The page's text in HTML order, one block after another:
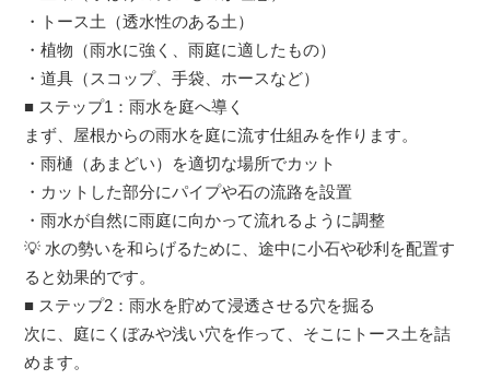
・トース土（透水性のある土）
・植物（雨水に強く、雨庭に適したもの）
・道具（スコップ、手袋、ホースなど）
■ ステップ1：雨水を庭へ導く
まず、屋根からの雨水を庭に流す仕組みを作ります。
・雨樋（あまどい）を適切な場所でカット
・カットした部分にパイプや石の流路を設置
・雨水が自然に雨庭に向かって流れるように調整
💡 水の勢いを和らげるために、途中に小石や砂利を配置す
ると効果的です。
■ ステップ2：雨水を貯めて浸透させる穴を掘る
次に、庭にくぼみや浅い穴を作って、そこにトース土を詰
めます。